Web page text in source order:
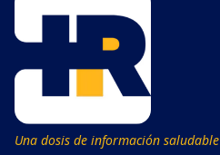
Una dosis de información saludable